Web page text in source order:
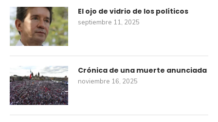
El ojo de vidrio de los políticos
septiembre 11, 2025
Crónica de una muerte anunciada
noviembre 16, 2025